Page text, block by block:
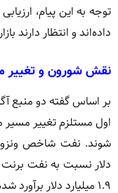
توجه به این پیام،
داده‌اند و انتظار دارند
نقش شورون و تغییر
بر اساس گفته دو منبع
اول مستلزم تغییر
دلار نسبت به نفت
۱.۹ میلیارد دلار برآورد شده است.